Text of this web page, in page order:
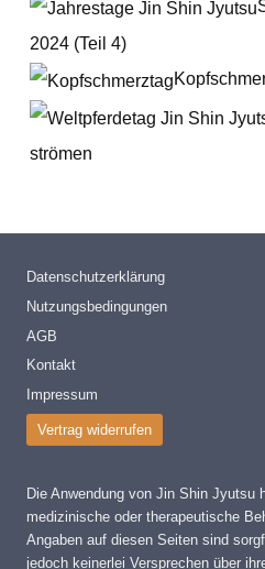
2024 (Teil 4)
strömen
Datenschutzerklärung
Nutzungsbedingungen
AGB
Kontakt
Impressum
Vertrag widerrufen
Die Anwendung von Jin Shin Jyutsu
medizinische oder therapeutische
Angaben auf diesen Seiten sind
jedoch keinerlei Versprechen über